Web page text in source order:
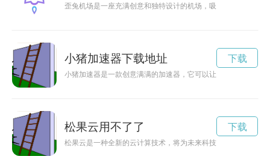
歪兔机场是一座充满创意和独特设计的机场，吸引了众多游客
小猪加速器下载地址
小猪加速器是一款创意满满的加速器，它可以让小猪们在奔跑
下载
松果云用不了了
松果云是一种全新的云计算技术，将为未来科技发展带来巨大
下载